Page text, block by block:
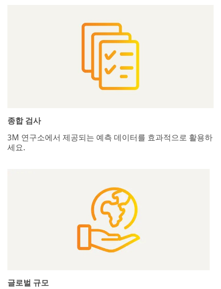
종합 검사
3M 연구소에서 제공되는 예측 데이터를 효과적으로 활용하
세요.
글로벌 규모